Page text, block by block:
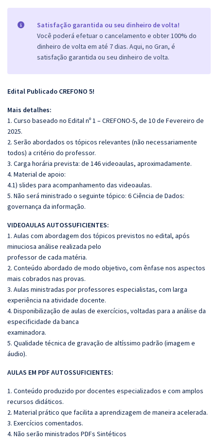
Satisfação garantida ou seu dinheiro de volta!
Você poderá efetuar o cancelamento e obter 100% do
dinheiro de volta em até 7 dias. Aqui, no Gran, é
satisfação garantida ou seu dinheiro de volta.
Edital Publicado CREFONO 5!
Mais detalhes:
1. Curso baseado no Edital nº 1 – CREFONO-5, de 10 de Fevereiro de
2025.
2. Serão abordados os tópicos relevantes (não necessariamente
todos) a critério do professor.
3. Carga horária prevista: de 146 videoaulas, aproximadamente.
4. Material de apoio:
4.1) slides para acompanhamento das videoaulas.
5. Não será ministrado o seguinte tópico: 6 Ciência de Dados:
governança da informação.
VIDEOAULAS AUTOSSUFICIENTES:
1. Aulas com abordagem dos tópicos previstos no edital, após
minuciosa análise realizada pelo
professor de cada matéria.
2. Conteúdo abordado de modo objetivo, com ênfase nos aspectos
mais cobrados nas provas.
3. Aulas ministradas por professores especialistas, com larga
experiência na atividade docente.
4. Disponibilização de aulas de exercícios, voltadas para a análise da
especificidade da banca
examinadora.
5. Qualidade técnica de gravação de altíssimo padrão (imagem e
áudio).
AULAS EM PDF AUTOSSUFICIENTES:
1. Conteúdo produzido por docentes especializados e com amplos
recursos didáticos.
2. Material prático que facilita a aprendizagem de maneira acelerada.
3. Exercícios comentados.
4. Não serão ministrados PDFs Sintéticos